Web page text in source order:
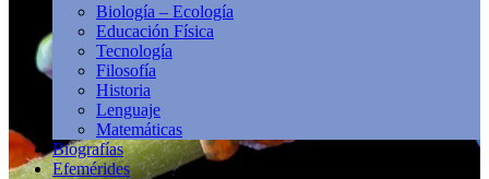
Biología – Ecología
Educación Física
Tecnología
Filosofía
Historia
Lenguaje
Matemáticas
Biografías
Efemérides